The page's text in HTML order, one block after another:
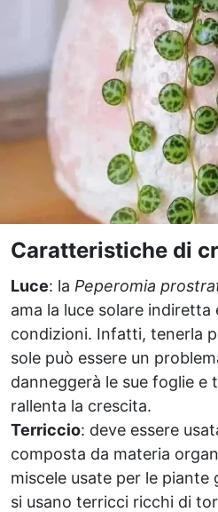
Caratteristiche di
Luce: la Peperomia
ama la luce solare
condizioni. Infatti, tenerla
sole può essere un
danneggerà le sue foglie e
rallenta la crescita.
Terriccio: deve essere
composta da materia
miscele usate per le piante
si usano terricci ricchi di